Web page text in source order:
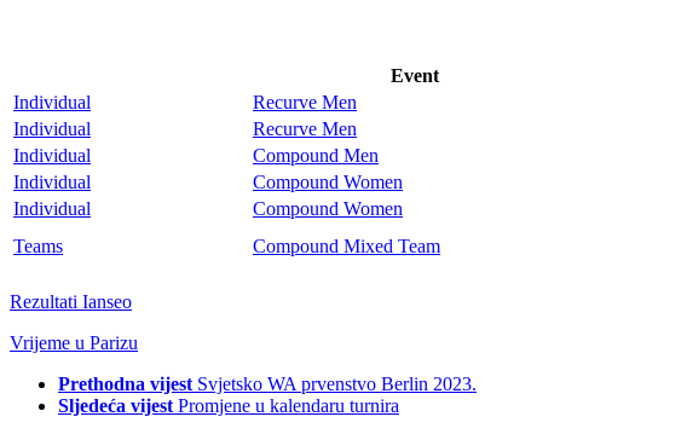
Event
Individual
Recurve Men
Individual
Recurve Men
Individual
Compound Men
Individual
Compound Women
Individual
Compound Women
Teams
Compound Mixed Team
Rezultati Ianseo
Vrijeme u Parizu
Prethodna vijest Svjetsko WA prvenstvo Berlin 2023.
Sljedeća vijest Promjene u kalendaru turnira